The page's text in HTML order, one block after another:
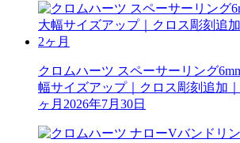
クロムハーツ スペーサーリング
幅サイズアップ｜クロス彫刻追加
ヶ月 2026年7月30日